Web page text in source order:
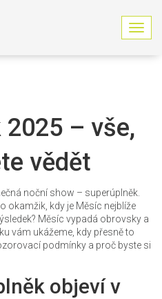
Z
o
g
c
– vše,
vědět
noční show – superúplněk.
okamžik, kdy je Měsíc nejblíže
Měsíc vypadá obrovsky a
vám ukážeme, kdy přesně to
podmínky a proč byste si
objeví v